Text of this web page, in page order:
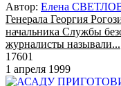
Автор: Елена
Генерала Георгия
начальника Службы
журналисты называли...
17601
1 апреля 1999